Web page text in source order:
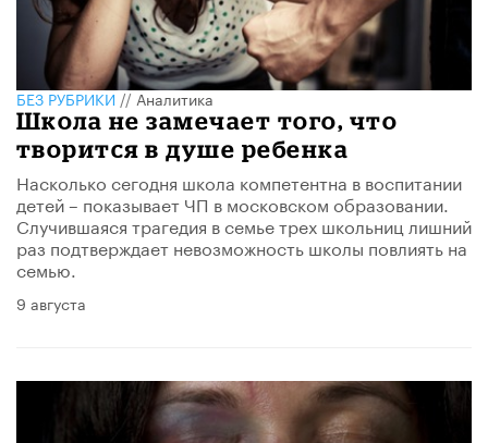
БЕЗ РУБРИКИ//Аналитика
Школа не замечает того, что
творится в душе ребенка
Насколько сегодня школа компетентна в воспитании
детей – показывает ЧП в московском образовании.
Случившаяся трагедия в семье трех школьниц лишний
раз подтверждает невозможность школы повлиять на
семью.
9 августа